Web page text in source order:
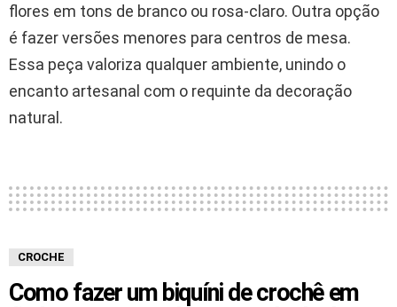
flores em tons de branco ou rosa-claro. Outra opção
é fazer versões menores para centros de mesa.
Essa peça valoriza qualquer ambiente, unindo o
encanto artesanal com o requinte da decoração
natural.
CROCHE
Como fazer um biquíni de crochê em